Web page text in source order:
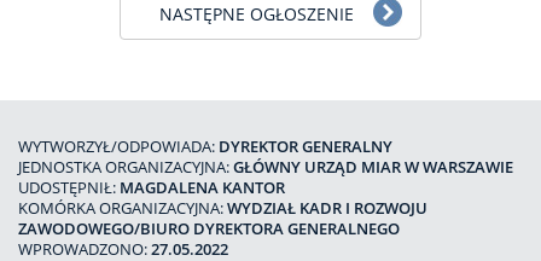
NASTĘPNE OGŁOSZENIE
WYTWORZYŁ/ODPOWIADA: DYREKTOR GENERALNY
JEDNOSTKA ORGANIZACYJNA:GŁÓWNY URZĄD MIAR W WARSZAWIE
UDOSTĘPNIŁ: MAGDALENA KANTOR
KOMÓRKA ORGANIZACYJNA:WYDZIAŁ KADR I ROZWOJU
ZAWODOWEGO/BIURO DYREKTORA GENERALNEGO
WPROWADZONO:27.05.2022